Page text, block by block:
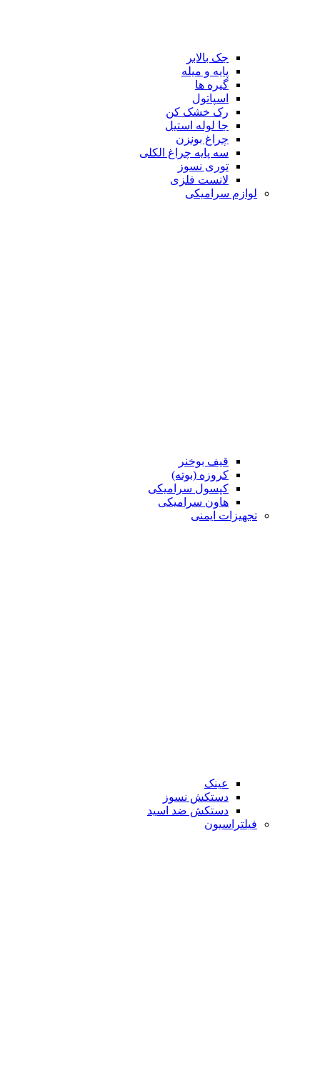
جک بالابر
پایه و میله
گیره ها
اسپاتول
رک خشک کن
جا لوله استیل
چراغ بونزن
سه پایه چراغ الکلی
توری نسوز
لانست فلزی
لوازم سرامیکی
قیف بوخنر
کروزه (بوته)
کپسول سرامیکی
هاون سرامیکی
تجهیزات ایمنی
عینک
دستکش نسوز
دستکش ضد اسید
فیلتراسیون